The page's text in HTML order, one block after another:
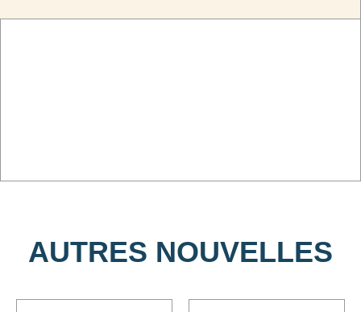
AUTRES NOUVELLES